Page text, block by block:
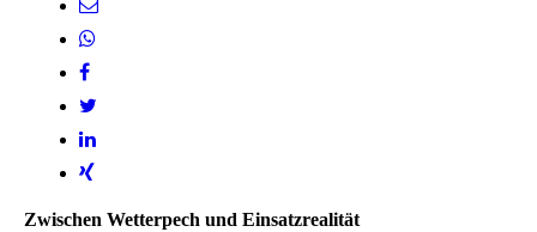
Zwischen Wetterpech und Einsatzrealität